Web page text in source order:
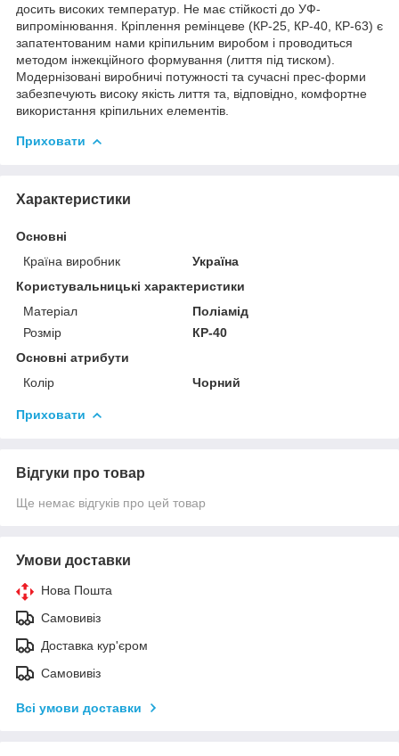
досить високих температур. Не має стійкості до УФ-
випромінювання. Кріплення ремінцеве (КР-25, КР-40, КР-63) є
запатентованим нами кріпильним виробом і проводиться
методом інжекційного формування (лиття під тиском).
Модернізовані виробничі потужності та сучасні прес-форми
забезпечують високу якість лиття та, відповідно, комфортне
використання кріпильних елементів.
Приховати
Характеристики
Основні
Країна виробник
Україна
Користувальницькі характеристики
Матеріал
Поліамід
Розмір
КР-40
Основні атрибути
Колір
Чорний
Приховати
Відгуки про товар
Ще немає відгуків про цей товар
Умови доставки
Нова Пошта
Самовивіз
Доставка кур'єром
Самовивіз
Всі умови доставки